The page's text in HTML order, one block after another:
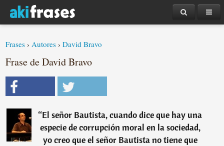
Frases ›Autores ›David Bravo
Frase de David Bravo
“El señor Bautista, cuando dice que hay una
especie de corrupción moral en la sociedad,
yo creo que el señor Bautista no tiene que